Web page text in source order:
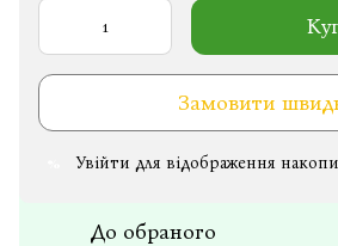
Замовити
Увійти для відображення
До обраного